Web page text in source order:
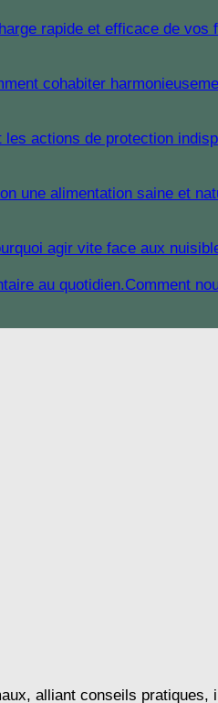
agir vite face aux
Comment
alliant conseils